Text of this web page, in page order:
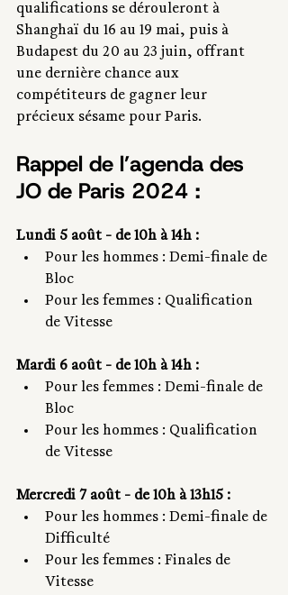
qualifications se dérouleront à
Shanghaï du 16 au 19 mai, puis à
Budapest du 20 au 23 juin, offrant
une dernière chance aux
compétiteurs de gagner leur
précieux sésame pour Paris.
Rappel de l’agenda des
JO de Paris 2024 :
Lundi 5 août - de 10h à 14h :
Pour les hommes : Demi-finale de
Bloc
Pour les femmes : Qualification
de Vitesse
Mardi 6 août - de 10h à 14h :
Pour les femmes : Demi-finale de
Bloc
Pour les hommes : Qualification
de Vitesse
Mercredi 7 août - de 10h à 13h15 :
Pour les hommes : Demi-finale de
Difficulté
Pour les femmes : Finales de
Vitesse